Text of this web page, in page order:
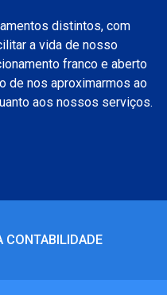
distintos, com
a vida de nosso
franco e aberto
de nos aproximarmos ao
aos nossos serviços.
CONTABILIDADE